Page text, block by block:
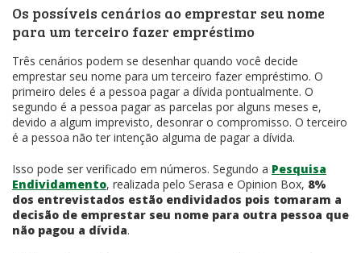
Os possíveis cenários ao emprestar seu nome
para um terceiro fazer empréstimo
Três cenários podem se desenhar quando você decide
emprestar seu nome para um terceiro fazer empréstimo. O
primeiro deles é a pessoa pagar a dívida pontualmente. O
segundo é a pessoa pagar as parcelas por alguns meses e,
devido a algum imprevisto, desonrar o compromisso. O terceiro
é a pessoa não ter intenção alguma de pagar a dívida.
Isso pode ser verificado em números. Segundo a Pesquisa
Endividamento, realizada pelo Serasa e Opinion Box, 8%
dos entrevistados estão endividados pois tomaram a
decisão de emprestar seu nome para outra pessoa que
não pagou a dívida.